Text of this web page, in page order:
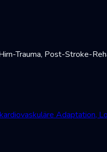
Trauma, Post-Stroke-
Adaptation,